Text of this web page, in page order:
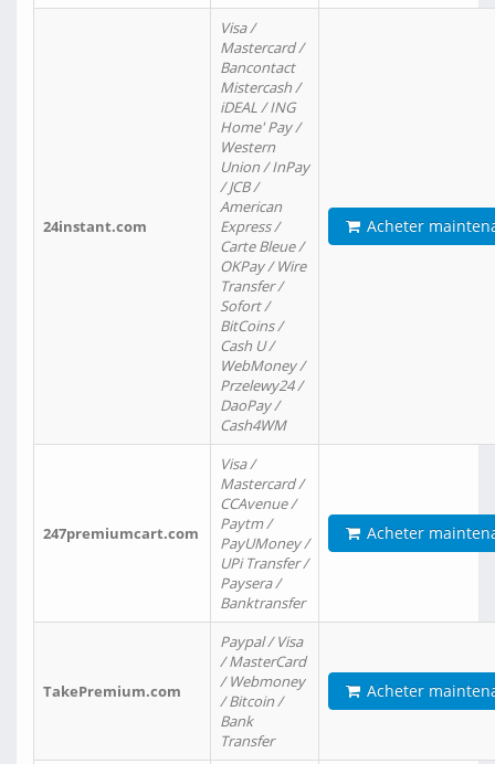
24instant.com
Visa /
Mastercard /
Bancontact
Mistercash /
iDEAL / ING
Home' Pay /
Western
Union / InPay
/ JCB /
American
Express /
Carte Bleue /
OKPay / Wire
Transfer /
Sofort /
BitCoins /
Cash U /
WebMoney /
Przelewy24 /
DaoPay /
Cash4WM
Acheter
247premiumcart.com
Visa /
Mastercard /
CCAvenue /
Paytm /
PayUMoney /
UPi Transfer /
Paysera /
Banktransfer
Acheter
TakePremium.com
Paypal / Visa
/ MasterCard
/ Webmoney
/ Bitcoin /
Bank
Transfer
Acheter